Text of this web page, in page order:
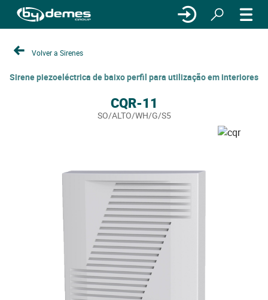
Volver a Sirenes
Sirene piezoeléctrica de baixo perfil para utilização em interiores
CQR-11
SO/ALTO/WH/G/S5